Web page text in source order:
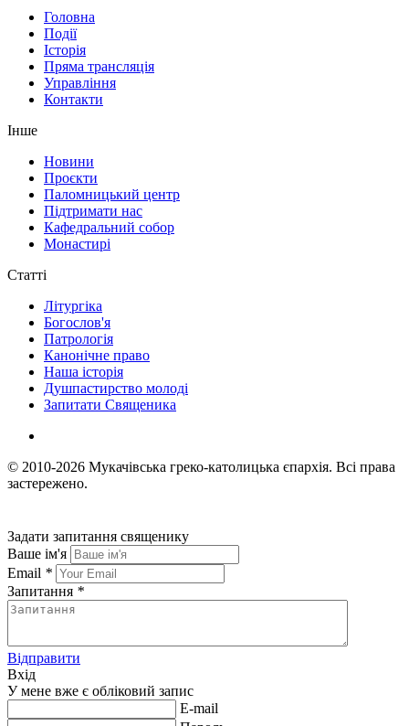
Головна
Події
Історія
Пряма трансляція
Управління
Контакти
Інше
Новини
Проєкти
Паломницький центр
Підтримати нас
Кафедральний собор
Монастирі
Статті
Літургіка
Богослов'я
Патрологія
Канонічне право
Наша історія
Душпастирство молоді
Запитати Священика
© 2010-2026 Мукачівська греко-католицька єпархія. Всі права
застережено.
Задати запитання священику
Ваше ім'я
Email *
Запитання *
Відправити
Вхід
У мене вже є обліковий запис
E-mail